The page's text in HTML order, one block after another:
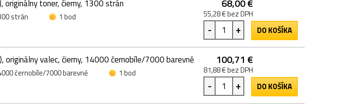
originálny toner, čierny, 1300 strán
strán
1 bod
55,28 € bez DPH
- + DO KOŠÍKA
originálny valec, čierny, 14000 černobíle/7000 barevně
černobíle/7000 barevně
1 bod
100,71 €
81,88 € bez DPH
- + DO KOŠÍKA